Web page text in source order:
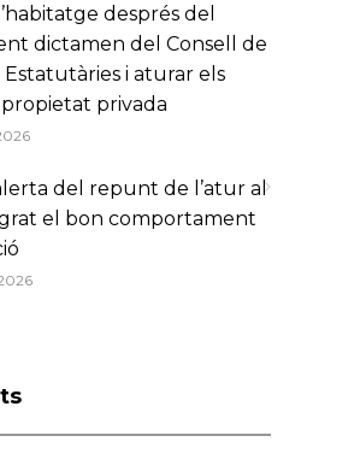
després del
dictamen del Consell de
Estatutàries i aturar els
propietat privada
del repunt de l’atur al
el bon comportament